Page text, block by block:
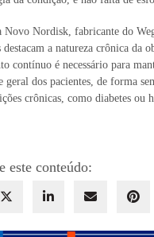
Novo Nordisk, fabricante do
destacam a natureza crônica da
contínuo é necessário para
geral dos pacientes, de forma
crônicas, como diabetes ou
este conteúdo: